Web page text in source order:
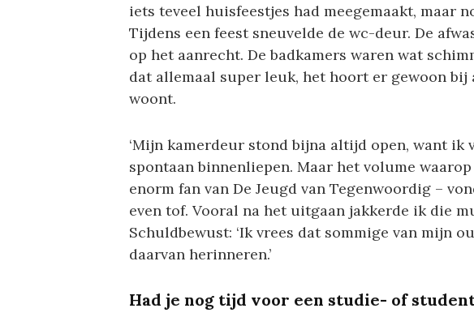
iets teveel huisfeestjes had meegemaakt, maar
Tijdens een feest sneuvelde de wc-deur. De
op het aanrecht. De badkamers waren wat
dat allemaal super leuk, het hoort er gewoon
woont.
‘Mijn kamerdeur stond bijna altijd open, want ik
spontaan binnenliepen. Maar het volume
enorm fan van De Jeugd van Tegenwoordig –
even tof. Vooral na het uitgaan jakkerde ik die
Schuldbewust: ‘Ik vrees dat sommige van mijn
daarvan herinneren.’
Had je nog tijd voor een studie- of